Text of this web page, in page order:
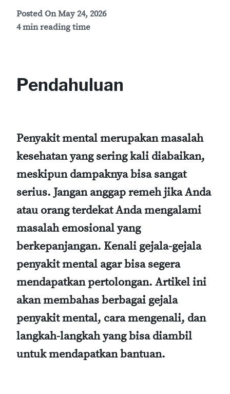
Posted OnMay 24, 2026
4 min reading time
Pendahuluan
Penyakit mental merupakan masalah
kesehatan yang sering kali diabaikan,
meskipun dampaknya bisa sangat
serius. Jangan anggap remeh jika Anda
atau orang terdekat Anda mengalami
masalah emosional yang
berkepanjangan. Kenali gejala-gejala
penyakit mental agar bisa segera
mendapatkan pertolongan. Artikel ini
akan membahas berbagai gejala
penyakit mental, cara mengenali, dan
langkah-langkah yang bisa diambil
untuk mendapatkan bantuan.